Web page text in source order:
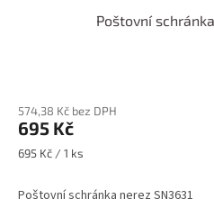
Poštovní
574,38 Kč bez DPH
695 Kč
Měrná
695 Kč / 1 ks
Poštovní schránka nerez SN3631